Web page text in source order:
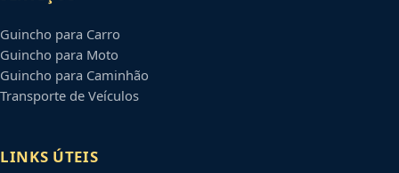
Guincho para Carro
Guincho para Moto
Guincho para Caminhão
Transporte de Veículos
LINKS ÚTEIS